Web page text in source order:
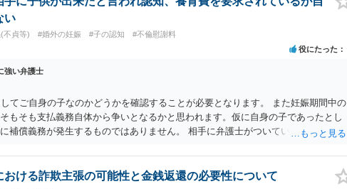
い
不貞等) #婚外の妊娠 #子の認知 #不倫慰謝料
役にたった
強い弁護士
てご自身の子なのかどうかを確認することが必要となります。 また妊娠期間中の
もそも支払義務自体から争いとなるかと思われます。仮に自身の子であったとし
補償義務が発生するものではありません。 相手に弁護士がついているということ
ける詐欺主張の可能性と金銭返還の必要性について